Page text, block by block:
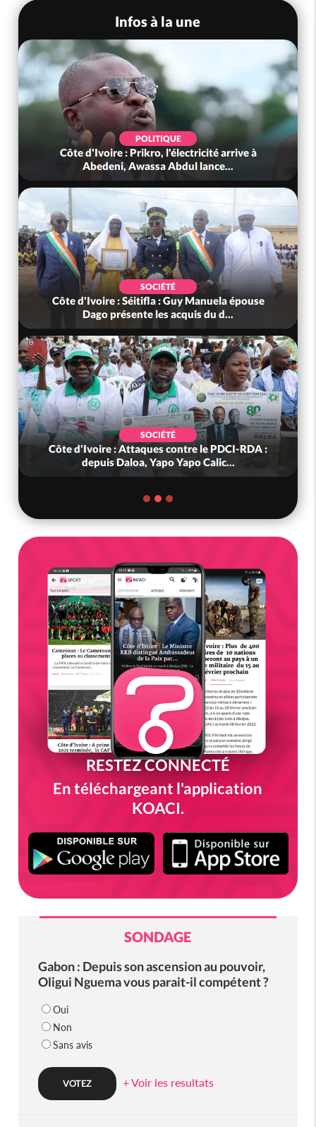
Infos à la une
POLITIQUE
Côte d'Ivoire : Prikro, l'électricité arrive à
Abedeni, Awassa Abdul lance...
SOCIÉTÉ
Côte d'Ivoire : Séitifla : Guy Manuela épouse
Dago présente les acquis du d...
SOCIÉTÉ
Côte d'Ivoire : Attaques contre le PDCI-RDA :
depuis Daloa, Yapo Yapo Calic...
RESTEZ CONNECTÉ
En téléchargeant l'application
KOACI.
SONDAGE
Gabon : Depuis son ascension au pouvoir,
Oligui Nguema vous parait-il compétent ?
Oui
Non
Sans avis
+ Voir les resultats